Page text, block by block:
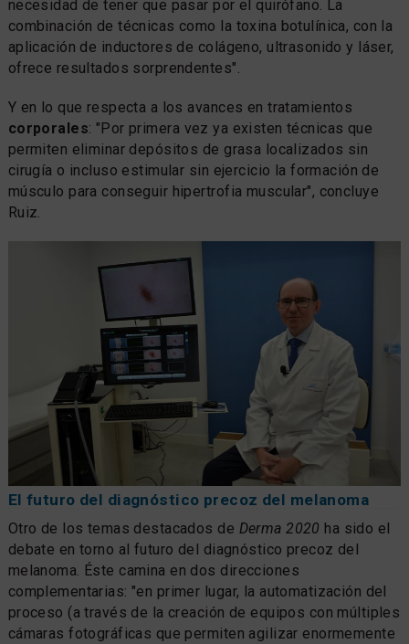
necesidad de tener que pasar por el quirófano. La
combinación de técnicas como la toxina botulínica, con la
aplicación de inductores de colágeno, ultrasonido y láser,
ofrece resultados sorprendentes".
Y en lo que respecta a los avances en tratamientos
corporales: "Por primera vez ya existen técnicas que
permiten eliminar depósitos de grasa localizados sin
cirugía o incluso estimular sin ejercicio la formación de
músculo para conseguir hipertrofia muscular", concluye
Ruiz.
El futuro del diagnóstico precoz del melanoma
Otro de los temas destacados de Derma 2020 ha sido el
debate en torno al futuro del diagnóstico precoz del
melanoma. Éste camina en dos direcciones
complementarias: "en primer lugar, la automatización del
proceso (a través de la creación de equipos con múltiples
cámaras fotográficas que permiten agilizar enormemente